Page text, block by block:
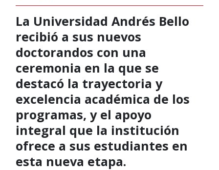
La Universidad Andrés Bello
recibió a sus nuevos
doctorandos con una
ceremonia en la que se
destacó la trayectoria y
excelencia académica de los
programas, y el apoyo
integral que la institución
ofrece a sus estudiantes en
esta nueva etapa.